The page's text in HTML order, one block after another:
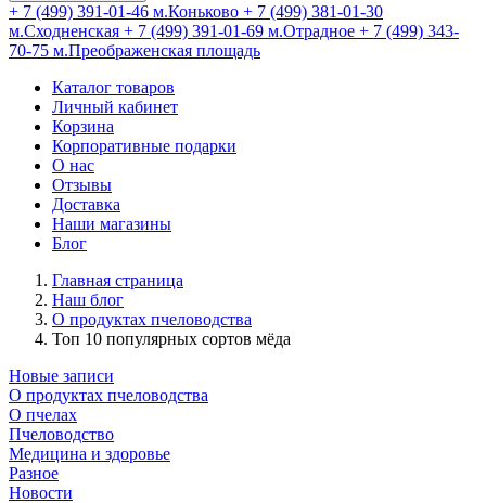
+ 7 (499) 391-01-46 м.Коньково + 7 (499) 381-01-30
м.Сходненская + 7 (499) 391-01-69 м.Отрадное + 7 (499) 343-
70-75 м.Преображенская площадь
Каталог товаров
Личный кабинет
Корзина
Корпоративные подарки
О нас
Отзывы
Доставка
Наши магазины
Блог
Главная страница
Наш блог
О продуктах пчеловодства
Топ 10 популярных сортов мёда
Новые записи
О продуктах пчеловодства
О пчелах
Пчеловодство
Медицина и здоровье
Разное
Новости